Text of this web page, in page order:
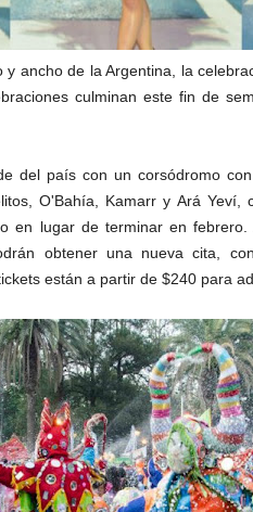
ancho de la Argentina, la
culminan este fin de
del país con un corsódromo
O'Bahía, Kamarr y Ará Yeví,
lugar de terminar en febrero.
obtener una nueva cita,
están a partir de $240 para